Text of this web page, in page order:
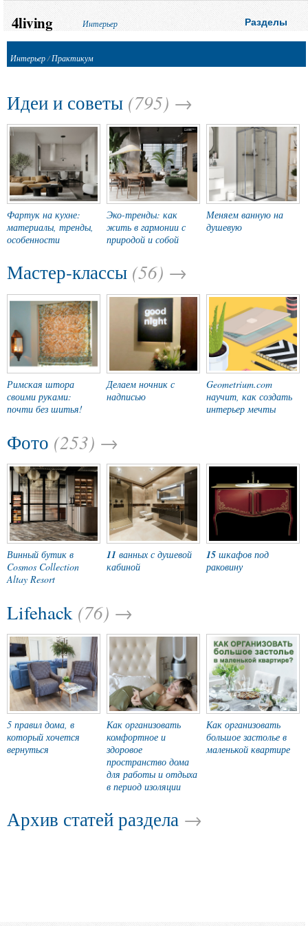
4living Интерьер Разделы
Интерьер/Практикум
Идеи и советы (795) →
Фартук на кухне:
материалы, тренды,
особенности
Эко-тренды: как
жить в гармонии с
природой и собой
Меняем ванную на
душевую
Мастер-классы (56) →
Римская штора
своими руками:
почти без шитья!
Делаем ночник с
надписью
Geometrium.com
научит, как создать
интерьер мечты
Фото (253) →
Винный бутик в
Cosmos Collection
Altay Resort
11 ванных с душевой
кабиной
15шкафов под
раковину
Lifehack (76) →
5 правил дома, в
который хочется
вернуться
Как организовать
комфортное и
здоровое
пространство дома
для работы и отдыха
в период изоляции
Как организовать
большое застолье в
маленькой квартире
Архив статей раздела →